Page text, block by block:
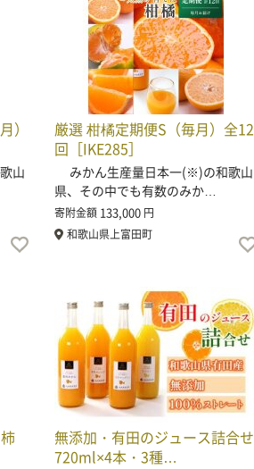
）
山
厳選 柑橘定期便S（毎月）全12
回［IKE285］
みかん生産量日本一(※)の和歌山
県、その中でも有数のみか…
寄附金額 133,000 円
和歌山県上富田町
無添加・有田のジュース詰合せ
720ml×4本・3種…